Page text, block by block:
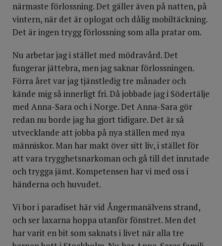
närmaste förlossning. Det gäller även på natten, på
vintern, när det är oplogat och dålig mobiltäckning.
Det är ingen trygg förlossning som alla pratar om.
Nu arbetar jag i stället med mödravård. Det
fungerar jättebra, men jag saknar förlossningen.
Förra året var jag tjänstledig tre månader och
kände mig så innerligt fri. Då jobbade jag i Södertälje
med Anna-Sara och i Norge. Det Anna-Sara gör
redan nu borde jag ha gjort tidigare. Det är så
utvecklande att jobba på nya ställen med nya
människor. Man har makt över sitt liv, i stället för
att vara trygghetsnarkoman och gå till det inrutade
och trygga jämt. Kompetensen har vi med oss i
händerna och huvudet.
Vi bor i paradiset här vid Ångermanälvens strand,
och ser laxarna hoppa utanför fönstret. Men det
har varit en bit som saknats i livet när alla tre